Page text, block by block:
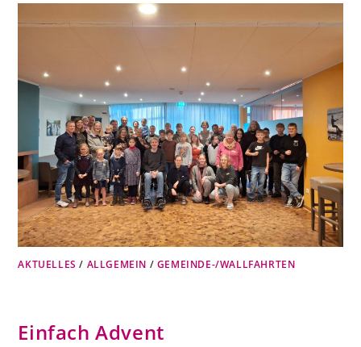
AKTUELLES / ALLGEMEIN / GEMEINDE-/WALLFAHRTEN
Einfach Advent